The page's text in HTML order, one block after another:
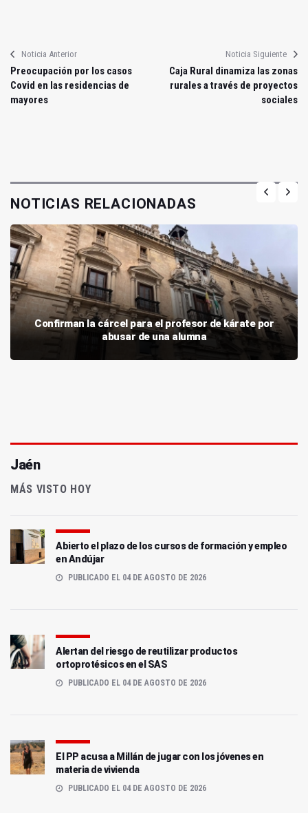
Noticia Anterior
Preocupación por los casos
Covid en las residencias de
mayores
Noticia Siguiente
Caja Rural dinamiza las zonas
rurales a través de proyectos
sociales
NOTICIAS RELACIONADAS
Confirman la cárcel para el profesor de kárate por
abusar de una alumna
Jaén
MÁS VISTO HOY
Abierto el plazo de los cursos de formación y empleo
en Andújar
PUBLICADO EL 04 DE AGOSTO DE 2026
Alertan del riesgo de reutilizar productos
ortoprotésicos en el SAS
PUBLICADO EL 04 DE AGOSTO DE 2026
El PP acusa a Millán de jugar con los jóvenes en
materia de vivienda
PUBLICADO EL 04 DE AGOSTO DE 2026